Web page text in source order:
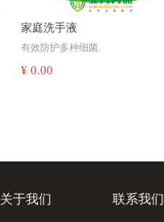
家庭洗手液
有效防护多种细菌.
¥ 0.00
关于我们 联系我们